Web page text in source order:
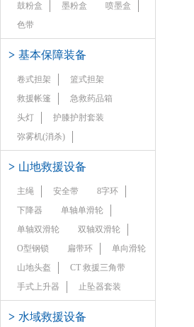
鼓粉盒 墨粉盒
喷墨盒
色带
> 基本保障装备
卷式担架
篮式担架
救援帐篷
急救药品箱
头灯
护膝护肘套装
弥雾机(消杀)
> 山地救援设备
主绳 安全带
8字环
下降器
单轴单滑轮
单轴双滑轮
双轴双滑轮
O型钢锁
扁带环
单向滑轮
山地头盔
CT 救援三角带
手式上升器
止坠器套装
> 水域救援设备